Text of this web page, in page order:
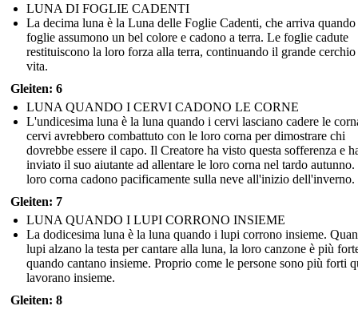
LUNA DI FOGLIE CADENTI
La decima luna è la Luna delle Foglie Cadenti, che arriva quando
foglie assumono un bel colore e cadono a terra. Le foglie cadute
restituiscono la loro forza alla terra, continuando il grande
vita.
Gleiten: 6
LUNA QUANDO I CERVI CADONO LE CORNE
L'undicesima luna è la luna quando i cervi lasciano cadere le
cervi avrebbero combattuto con le loro corna per dimostrare chi
dovrebbe essere il capo. Il Creatore ha visto questa sofferenza e
inviato il suo aiutante ad allentare le loro corna nel tardo autunno.
loro corna cadono pacificamente sulla neve all'inizio dell'inverno.
Gleiten: 7
LUNA QUANDO I LUPI CORRONO INSIEME
La dodicesima luna è la luna quando i lupi corrono insieme.
lupi alzano la testa per cantare alla luna, la loro canzone è più
quando cantano insieme. Proprio come le persone sono più forti
lavorano insieme.
Gleiten: 8